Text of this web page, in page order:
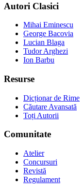
Autori Clasici
Mihai Eminescu
George Bacovia
Lucian Blaga
Tudor Arghezi
Ion Barbu
Resurse
Dicționar de Rime
Căutare Avansată
Toți Autorii
Comunitate
Atelier
Concursuri
Revistă
Regulament